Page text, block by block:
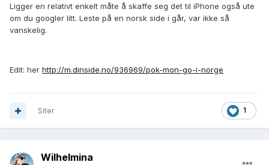
Ligger en relativt enkelt måte å skaffe seg det til iPhone også ute
om du googler litt. Leste på en norsk side i går, var ikke så
vanskelig.
Edit: her http://m.dinside.no/936969/pok-mon-go-i-norge
1
Siter
Wilhelmina